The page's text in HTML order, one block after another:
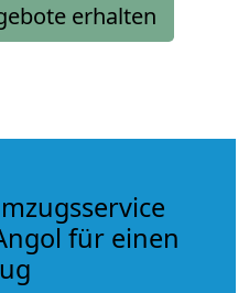
erhalten
für einen